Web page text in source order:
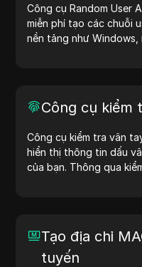
Công cụ Random User
miễn phí tạo các chuỗi
nền tảng như Windows,
Đơn giản hóa quy trình
user agent ngay hôm
Công cụ kiểm
Công cụ kiểm tra vân
hiển thị thông tin dấu
của bạn. Thông qua
Tạo địa chỉ
tuyến